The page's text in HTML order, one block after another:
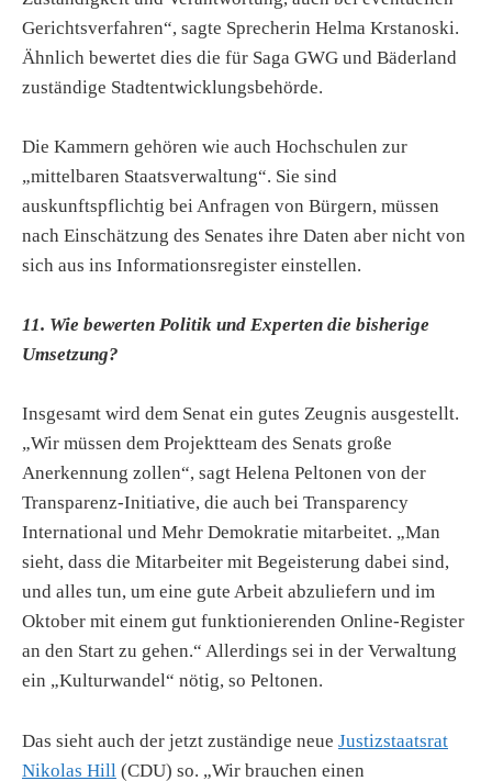
Gerichtsverfahren“, sagte Sprecherin Helma Krstanoski.
Ähnlich bewertet dies die für Saga GWG und Bäderland
zuständige Stadtentwicklungsbehörde.
Die Kammern gehören wie auch Hochschulen zur
„mittelbaren Staatsverwaltung“. Sie sind
auskunftspflichtig bei Anfragen von Bürgern, müssen
nach Einschätzung des Senates ihre Daten aber nicht von
sich aus ins Informationsregister einstellen.
11. Wie bewerten Politik und Experten die bisherige
Umsetzung?
Insgesamt wird dem Senat ein gutes Zeugnis ausgestellt.
„Wir müssen dem Projektteam des Senats große
Anerkennung zollen“, sagt Helena Peltonen von der
Transparenz-Initiative, die auch bei Transparency
International und Mehr Demokratie mitarbeitet. „Man
sieht, dass die Mitarbeiter mit Begeisterung dabei sind,
und alles tun, um eine gute Arbeit abzuliefern und im
Oktober mit einem gut funktionierenden Online-Register
an den Start zu gehen.“ Allerdings sei in der Verwaltung
ein „Kulturwandel“ nötig, so Peltonen.
Das sieht auch der jetzt zuständige neue Justizstaatsrat
Nikolas Hill (CDU) so. „Wir brauchen einen